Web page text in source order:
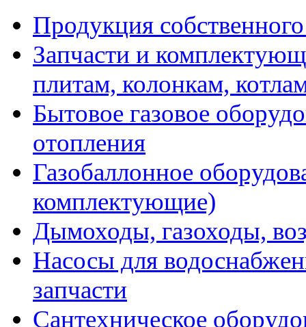
Продукция
Запчасти и
плитам, колонкам,
Бытовое газовое
отопления
Газобаллонное
комплектующие)
Дымоходы, газоходы,
Насосы для
запчасти
Сантехническое